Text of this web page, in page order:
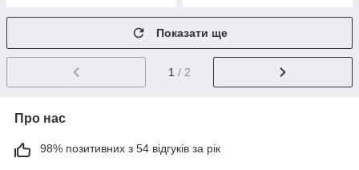
Показати ще
1 / 2
Про нас
98% позитивних з 54 відгуків за рік